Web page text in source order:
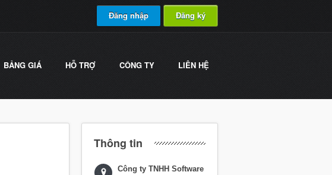
Đăng nhập Đăng ký
BẢNG GIÁ HỖ TRỢ CÔNG TY LIÊN HỆ
Thông tin
Công ty TNHH Software